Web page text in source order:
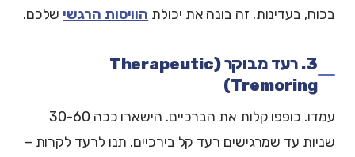
בכוח, בעדינות. זה בונה את יכולת הוויסות הרגשי שלכם.
3. רעד מבוקר (Therapeutic
Tremoring)
עמדו. כופפו קלות את הברכיים. הישארו ככה 30-60
שניות עד שמרגישים רעד קל בירכיים. תנו לרעד לקרות –